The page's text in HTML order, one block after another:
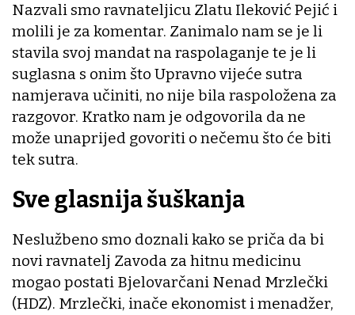
Nazvali smo ravnateljicu Zlatu Ileković Pejić i
molili je za komentar. Zanimalo nam se je li
stavila svoj mandat na raspolaganje te je li
suglasna s onim što Upravno vijeće sutra
namjerava učiniti, no nije bila raspoložena za
razgovor. Kratko nam je odgovorila da ne
može unaprijed govoriti o nečemu što će biti
tek sutra.
Sve glasnija šuškanja
Neslužbeno smo doznali kako se priča da bi
novi ravnatelj Zavoda za hitnu medicinu
mogao postati Bjelovarčani Nenad Mrzlečki
(HDZ). Mrzlečki, inače ekonomist i menadžer,